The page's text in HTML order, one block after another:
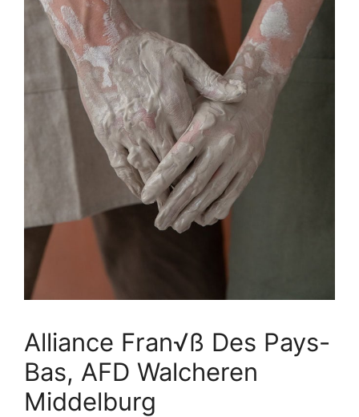
Alliance Fran√ß Des Pays-
Bas, AFD Walcheren
Middelburg